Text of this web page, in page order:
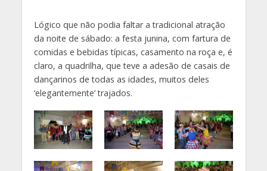
Lógico que não podia faltar a tradicional atração
da noite de sábado: a festa junina, com fartura de
comidas e bebidas típicas, casamento na roça e, é
claro, a quadrilha, que teve a adesão de casais de
dançarinos de todas as idades, muitos deles
‘elegantemente’ trajados.